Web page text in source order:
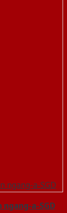
ngang-a-SGD